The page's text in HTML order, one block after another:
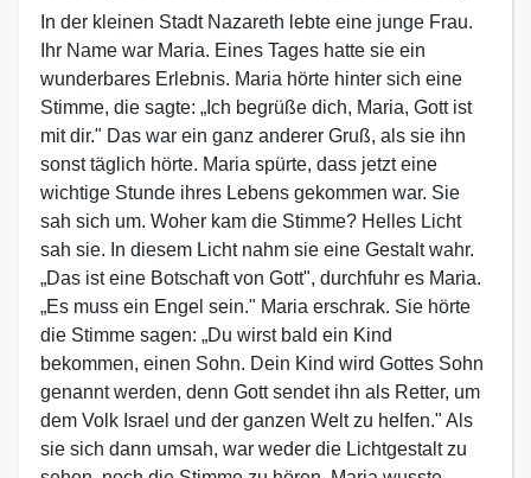
In der kleinen Stadt Nazareth lebte eine junge Frau.
Ihr Name war Maria. Eines Tages hatte sie ein
wunderbares Erlebnis. Maria hörte hinter sich eine
Stimme, die sagte: „Ich begrüße dich, Maria, Gott ist
mit dir." Das war ein ganz anderer Gruß, als sie ihn
sonst täglich hörte. Maria spürte, dass jetzt eine
wichtige Stunde ihres Lebens gekommen war. Sie
sah sich um. Woher kam die Stimme? Helles Licht
sah sie. In diesem Licht nahm sie eine Gestalt wahr.
„Das ist eine Botschaft von Gott", durchfuhr es Maria.
„Es muss ein Engel sein." Maria erschrak. Sie hörte
die Stimme sagen: „Du wirst bald ein Kind
bekommen, einen Sohn. Dein Kind wird Gottes Sohn
genannt werden, denn Gott sendet ihn als Retter, um
dem Volk Israel und der ganzen Welt zu helfen." Als
sie sich dann umsah, war weder die Lichtgestalt zu